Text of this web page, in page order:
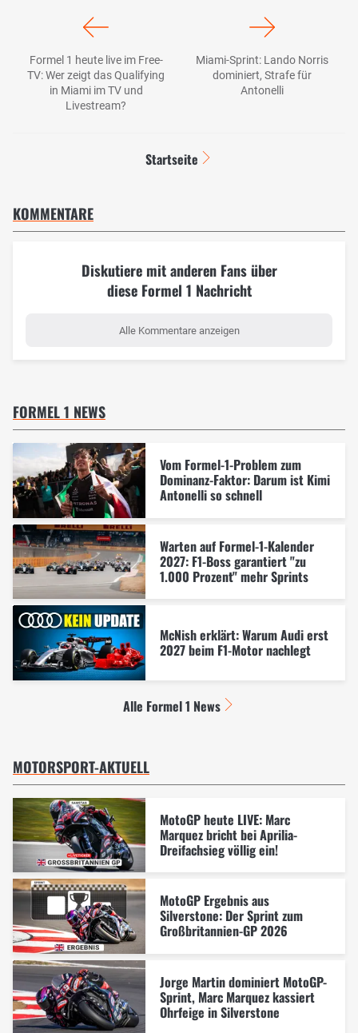
Formel 1 heute live im Free-
TV: Wer zeigt das Qualifying
in Miami im TV und
Livestream?
Miami-Sprint: Lando Norris
dominiert, Strafe für
Antonelli
Startseite
KOMMENTARE
Diskutiere mit anderen Fans über
diese Formel 1 Nachricht
Alle Kommentare anzeigen
FORMEL 1 NEWS
Vom Formel-1-Problem zum
Dominanz-Faktor: Darum ist Kimi
Antonelli so schnell
Warten auf Formel-1-Kalender
2027: F1-Boss garantiert "zu
1.000 Prozent" mehr Sprints
McNish erklärt: Warum Audi erst
2027 beim F1-Motor nachlegt
Alle Formel 1 News
MOTORSPORT-AKTUELL
MotoGP heute LIVE: Marc
Marquez bricht bei Aprilia-
Dreifachsieg völlig ein!
MotoGP Ergebnis aus
Silverstone: Der Sprint zum
Großbritannien-GP 2026
Jorge Martin dominiert MotoGP-
Sprint, Marc Marquez kassiert
Ohrfeige in Silverstone